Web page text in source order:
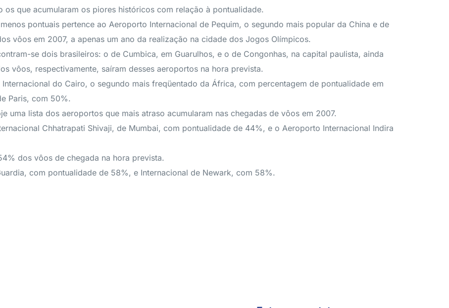
os que acumularam os piores históricos com relação à pontualidade.
pontuais pertence ao Aeroporto Internacional de Pequim, o segundo mais popular da China e de
vôos em 2007, a apenas um ano da realização na cidade dos Jogos Olímpicos.
se dois brasileiros: o de Cumbica, em Guarulhos, e o de Congonhas, na capital paulista, ainda
vôos, respectivamente, saíram desses aeroportos na hora prevista.
do Cairo, o segundo mais freqüentado da África, com percentagem de pontualidade em
Paris, com 50%.
uma lista dos aeroportos que mais atraso acumularam nas chegadas de vôos em 2007.
Chhatrapati Shivaji, de Mumbai, com pontualidade de 44%, e o Aeroporto Internacional Indira
dos vôos de chegada na hora prevista.
com pontualidade de 58%, e Internacional de Newark, com 58%.